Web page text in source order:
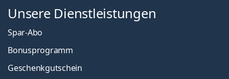
Unsere Dienstleistungen
Spar-Abo
Bonusprogramm
Geschenkgutschein